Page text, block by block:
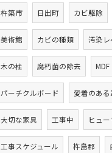
杵築市 日出町 カビ駆除
美術館 カビの種類 汚染レ
木の柱 腐朽菌の除去 MDF
パーチクルボード 愛着のある
大切な家具 工事中 ヒュ
工事スケジュール 杵島郡